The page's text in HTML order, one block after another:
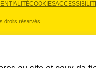
COOKIES
droits réservés.